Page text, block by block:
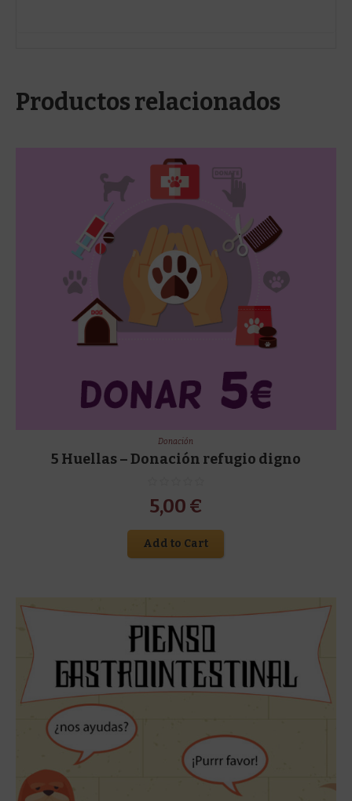
Productos relacionados
Donación
5 Huellas – Donación refugio digno
5,00 €
Add to Cart